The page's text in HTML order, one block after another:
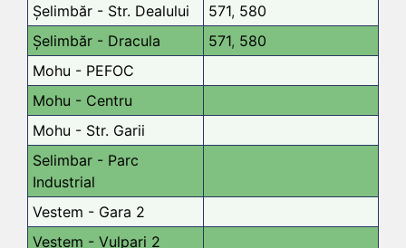
Șelimbăr - Str. Dealului
571, 580
Șelimbăr - Dracula
571, 580
Mohu - PEFOC
Mohu - Centru
Mohu - Str. Garii
Selimbar - Parc
Industrial
Vestem - Gara 2
Vestem - Vulpari 2